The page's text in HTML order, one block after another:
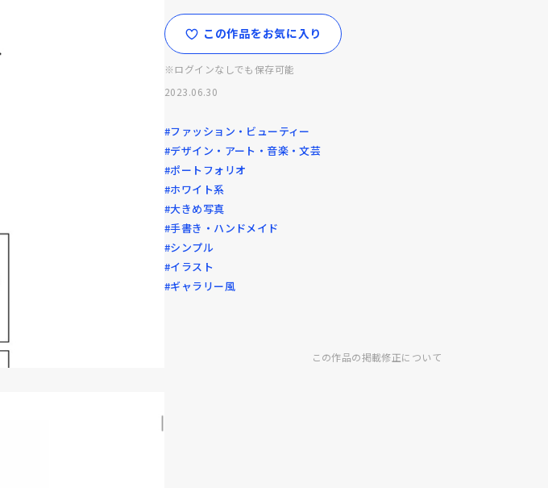
この作品をお気に入り
※ログインなしでも保存可能
2023.06.30
#ファッション・ビューティー
#デザイン・アート・音楽・文芸
#ポートフォリオ
#ホワイト系
#大きめ写真
#手書き・ハンドメイド
#シンプル
#イラスト
#ギャラリー風
この作品の掲載修正について